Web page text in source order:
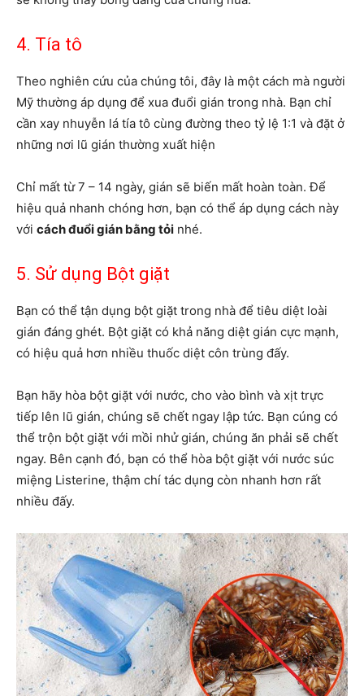
4. Tía tô
Theo nghiên cứu của chúng tôi, đây là một cách mà người
Mỹ thường áp dụng để xua đuổi gián trong nhà. Bạn chỉ
cần xay nhuyễn lá tía tô cùng đường theo tỷ lệ 1:1 và đặt ở
những nơi lũ gián thường xuất hiện
Chỉ mất từ 7 – 14 ngày, gián sẽ biến mất hoàn toàn. Để
hiệu quả nhanh chóng hơn, bạn có thể áp dụng cách này
với cách đuổi gián bằng tỏi nhé.
5. Sử dụng Bột giặt
Bạn có thể tận dụng bột giặt trong nhà để tiêu diệt loài
gián đáng ghét. Bột giặt có khả năng diệt gián cực mạnh,
có hiệu quả hơn nhiều thuốc diệt côn trùng đấy.
Bạn hãy hòa bột giặt với nước, cho vào bình và xịt trực
tiếp lên lũ gián, chúng sẽ chết ngay lập tức. Bạn cúng có
thể trộn bột giặt với mồi nhử gián, chúng ăn phải sẽ chết
ngay. Bên cạnh đó, bạn có thể hòa bột giặt với nước súc
miệng Listerine, thậm chí tác dụng còn nhanh hơn rất
nhiều đấy.